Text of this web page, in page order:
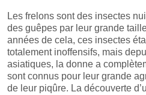
Les frelons sont des insectes
des guêpes par leur grande
années de cela, ces insectes
totalement inoffensifs, mais
asiatiques, la donne a
sont connus pour leur grande
de leur piqûre. La découverte